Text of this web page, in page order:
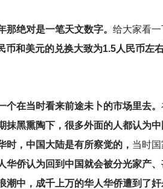
那绝对是一笔天文数字。 给大家看一
和美元的兑换大致为1.5人民币左右
在当时看来前途未卜的市场里去。
抹黑熏陶下，很多外面的人都认为
时，中国大陆是有所察觉的， 当时
华侨认为回到中国就会被分光家产
中，成千上万的华人华侨遭到了奸